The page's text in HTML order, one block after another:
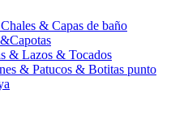
& Capas de baño
& Lazos & Tocados
& Patucos & Botitas punto